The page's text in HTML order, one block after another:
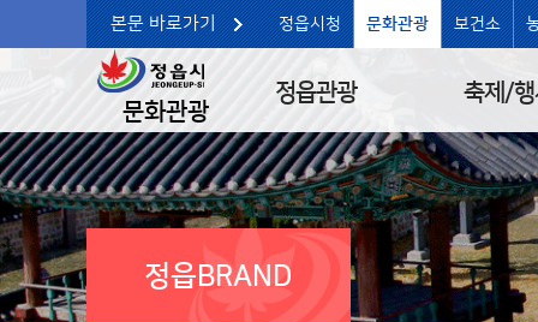
본문 바로가기 정읍시청 문화관광 보건소
문화관광
정읍관광 축제/
정읍BRAND